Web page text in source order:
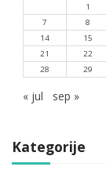
1
7
8
14
15
21
22
28
29
« jul sep »
Kategorije